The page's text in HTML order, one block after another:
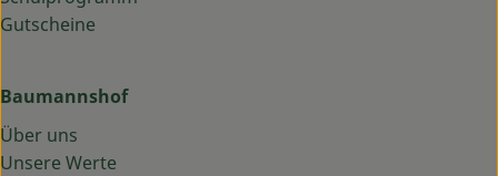
Gutscheine
Baumannshof
Über uns
Unsere Werte